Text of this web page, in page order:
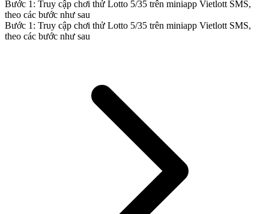
Bước 1: Truy cập chơi thử Lotto 5/35 trên miniapp Vietlott SMS,
theo các bước như sau
Bước 1: Truy cập chơi thử Lotto 5/35 trên miniapp Vietlott SMS,
theo các bước như sau